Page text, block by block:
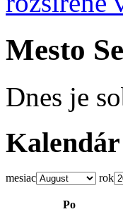
Mesto
Dnes je
Kalendár
mesiac rok
Po